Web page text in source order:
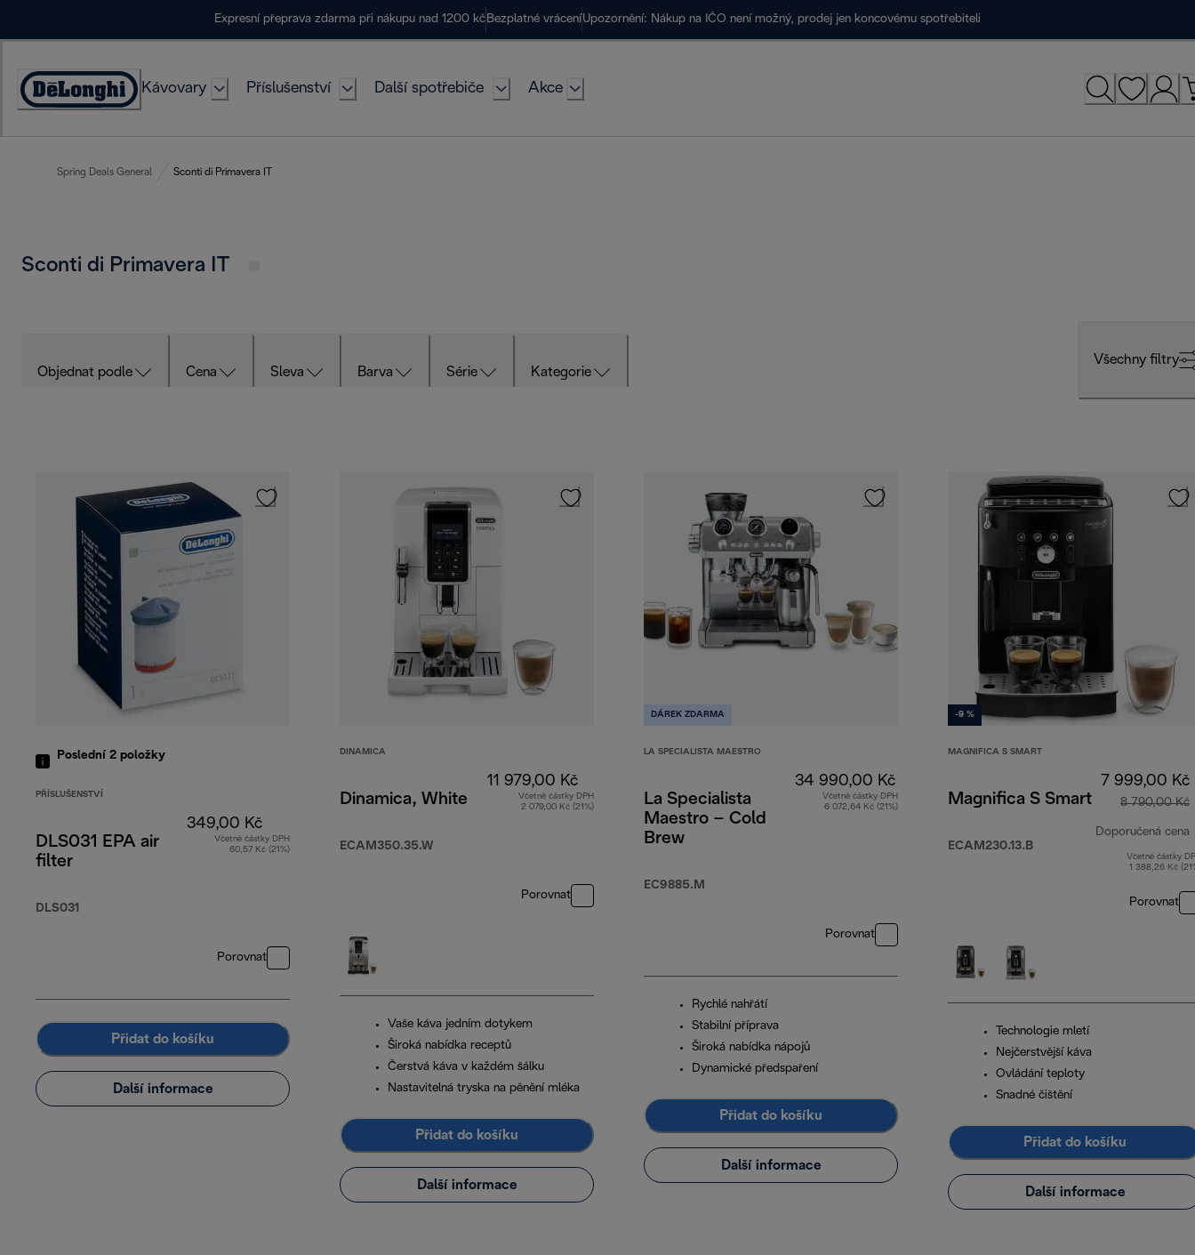
Expresní přeprava zdarma při nákupu nad 1200 kč Bezplatné vráceníUpozornění: Nákup na IČO není možný, prodej jen koncovému spotřebiteli
Accessibility
Kávovary Příslušenství Další spotřebiče Akce
Spring Deals General Sconti di Primavera IT
Sconti di Primavera IT
Objednat podle Cena Sleva Barva Série Kategorie
Všechny filtry
Poslední 2 položky
PŘÍSLUŠENSTVÍ
DLS031 EPA air
filter
DLS031
349,00 Kč
Včetně částky DPH
60,57 Kč (21%)
Porovnat
Přidat do košíku
Další informace
DINAMICA
Dinamica, White
ECAM350.35.W
11 979,00 Kč
Včetně částky DPH
2 079,00 Kč (21%)
Porovnat
Vaše káva jedním dotykem
Široká nabídka receptů
Čerstvá káva v každém šálku
Nastavitelná tryska na pěnění mléka
Přidat do košíku
Další informace
DÁREK ZDARMA
LA SPECIALISTA MAESTRO
La Specialista
Maestro – Cold
Brew
EC9885.M
34 990,00 Kč
Včetně částky DPH
6 072,64 Kč (21%)
Porovnat
Rychlé nahřátí
Stabilní příprava
Široká nabídka nápojů
Dynamické předspaření
Přidat do košíku
Další informace
-9 %
MAGNIFICA S SMART
Magnifica S Smart
ECAM230.13.B
7 999,00 Kč
8 790,00 Kč
Doporučená cena
Včetně částky
1 388,26 Kč
Porovnat
Technologie mletí
Nejčerstvější káva
Ovládání teploty
Snadné čištění
Přidat do košíku
Další informace